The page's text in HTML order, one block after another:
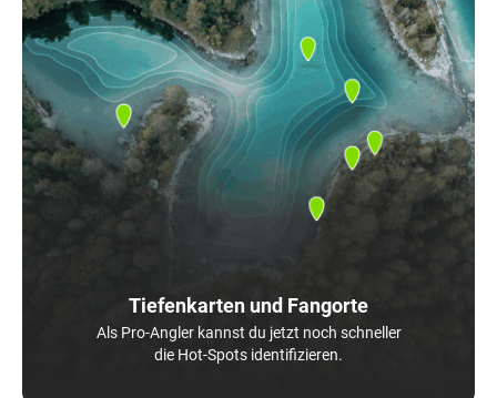
Tiefenkarten und Fangorte
Als Pro-Angler kannst du jetzt noch schneller
die Hot-Spots identifizieren.